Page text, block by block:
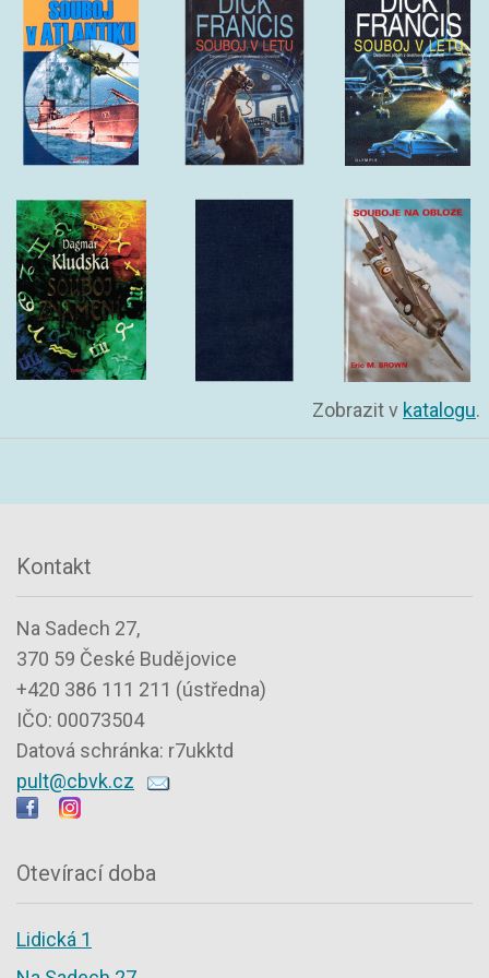
Zobrazit v katalogu.
Kontakt
Na Sadech 27,
370 59 České Budějovice
+420 386 111 211 (ústředna)
IČO: 00073504
Datová schránka: r7ukktd
pult@cbvk.cz
Otevírací doba
Lidická 1